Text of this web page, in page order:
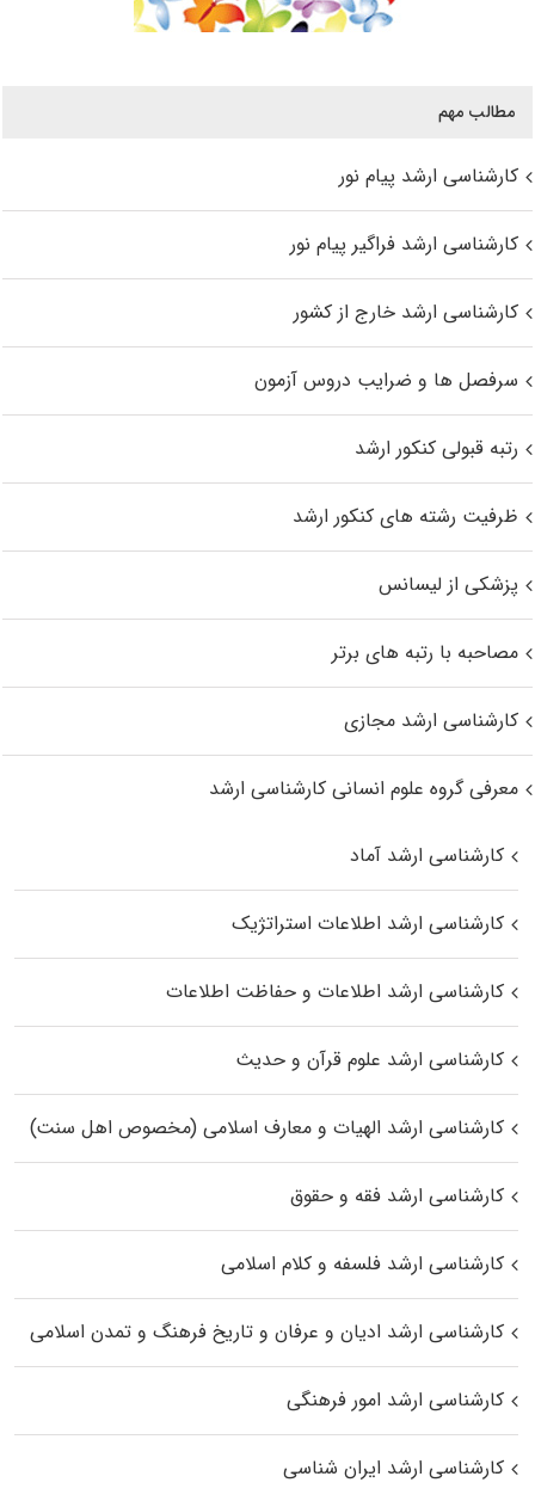
مطالب مهم
کارشناسی ارشد پیام نور
کارشناسی ارشد فراگیر پیام نور
کارشناسی ارشد خارج از کشور
سرفصل ها و ضرایب دروس آزمون
رتبه قبولی کنکور ارشد
ظرفیت رشته های کنکور ارشد
پزشکی از لیسانس
مصاحبه با رتبه های برتر
کارشناسی ارشد مجازی
معرفی گروه علوم انسانی کارشناسی ارشد
کارشناسی ارشد آماد
کارشناسی ارشد اطلاعات استراتژیک
کارشناسی ارشد اطلاعات و حفاظت اطلاعات
کارشناسی ارشد علوم قرآن و حدیث
کارشناسی ارشد الهیات و معارف اسلامی (مخصوص اهل سنت)
کارشناسی ارشد فقه و حقوق
کارشناسی ارشد فلسفه و کلام اسلامی
کارشناسی ارشد ادیان و عرفان و تاریخ فرهنگ و تمدن اسلامی
کارشناسی ارشد امور فرهنگی
کارشناسی ارشد ایران شناسی